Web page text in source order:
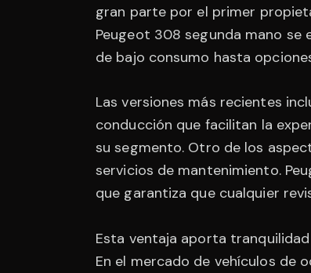
gran parte por el primer
Peugeot 308 segunda mano
de bajo consumo hasta
Las versiones más recientes
conducción que facilitan la
su segmento. Otro de los
servicios de mantenimiento.
que garantiza que cualquier
Esta ventaja aporta
En el mercado de vehículos de